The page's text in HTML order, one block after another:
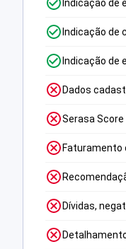
Indicação de
Indicação de
Indicação de
Dados
Serasa
Faturamento
Dívidas,